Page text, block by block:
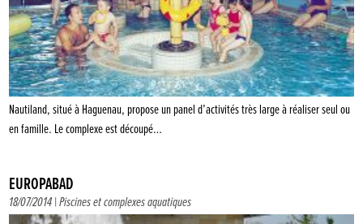
Nautiland, situé à Haguenau, propose un panel d’activités très large à réaliser seul ou
en famille. Le complexe est découpé…
EUROPABAD
18/07/2014 |Piscines et complexes aquatiques